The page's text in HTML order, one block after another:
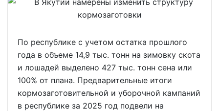
По республике с учетом остатка прошлого
года в объеме 14,9 тыс. тонн на зимовку скота
и лошадей выделено 427 тыс. тонн сена или
100% от плана. Предварительные итоги
кормозаготовительной и уборочной кампаний
в республике за 2025 год подвели на